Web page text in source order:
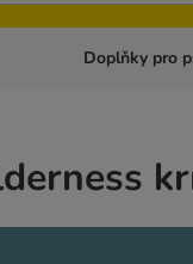
pro kočkyOtevřít menu:
Doplňky pro